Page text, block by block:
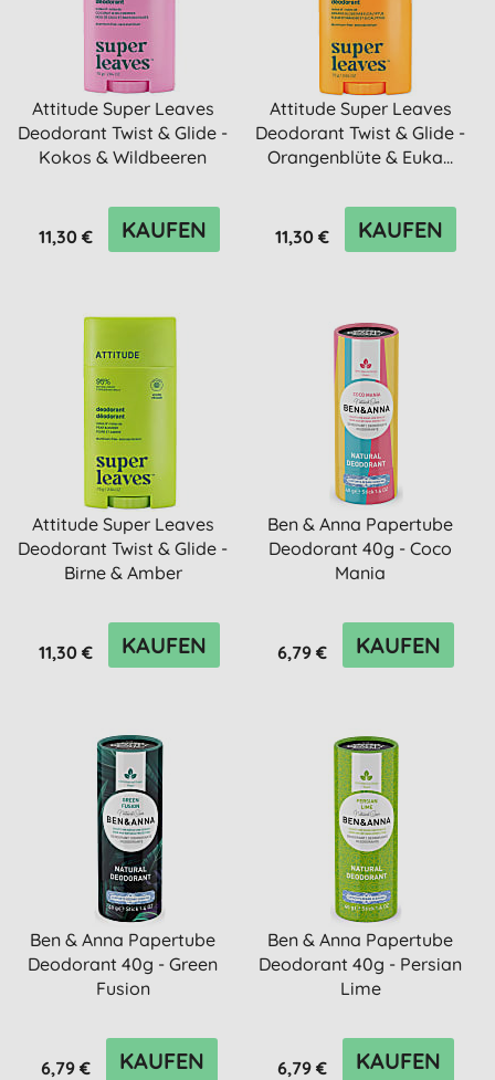
Attitude Super Leaves
Deodorant Twist & Glide -
Kokos & Wildbeeren
11,30 € KAUFEN
Attitude Super Leaves
Deodorant Twist & Glide -
Orangenblüte & Euka...
11,30 € KAUFEN
Attitude Super Leaves
Deodorant Twist & Glide -
Birne & Amber
11,30 € KAUFEN
Ben & Anna Papertube
Deodorant 40g - Coco
Mania
6,79 € KAUFEN
Ben & Anna Papertube
Deodorant 40g - Green
Fusion
6,79 € KAUFEN
Ben & Anna Papertube
Deodorant 40g - Persian
Lime
6,79 € KAUFEN